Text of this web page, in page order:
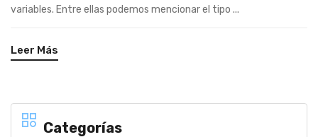
Categorías
variables. Entre ellas podemos mencionar el tipo ...
Leer Más